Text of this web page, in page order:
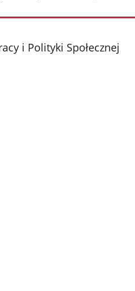
i Polityki Społecznej